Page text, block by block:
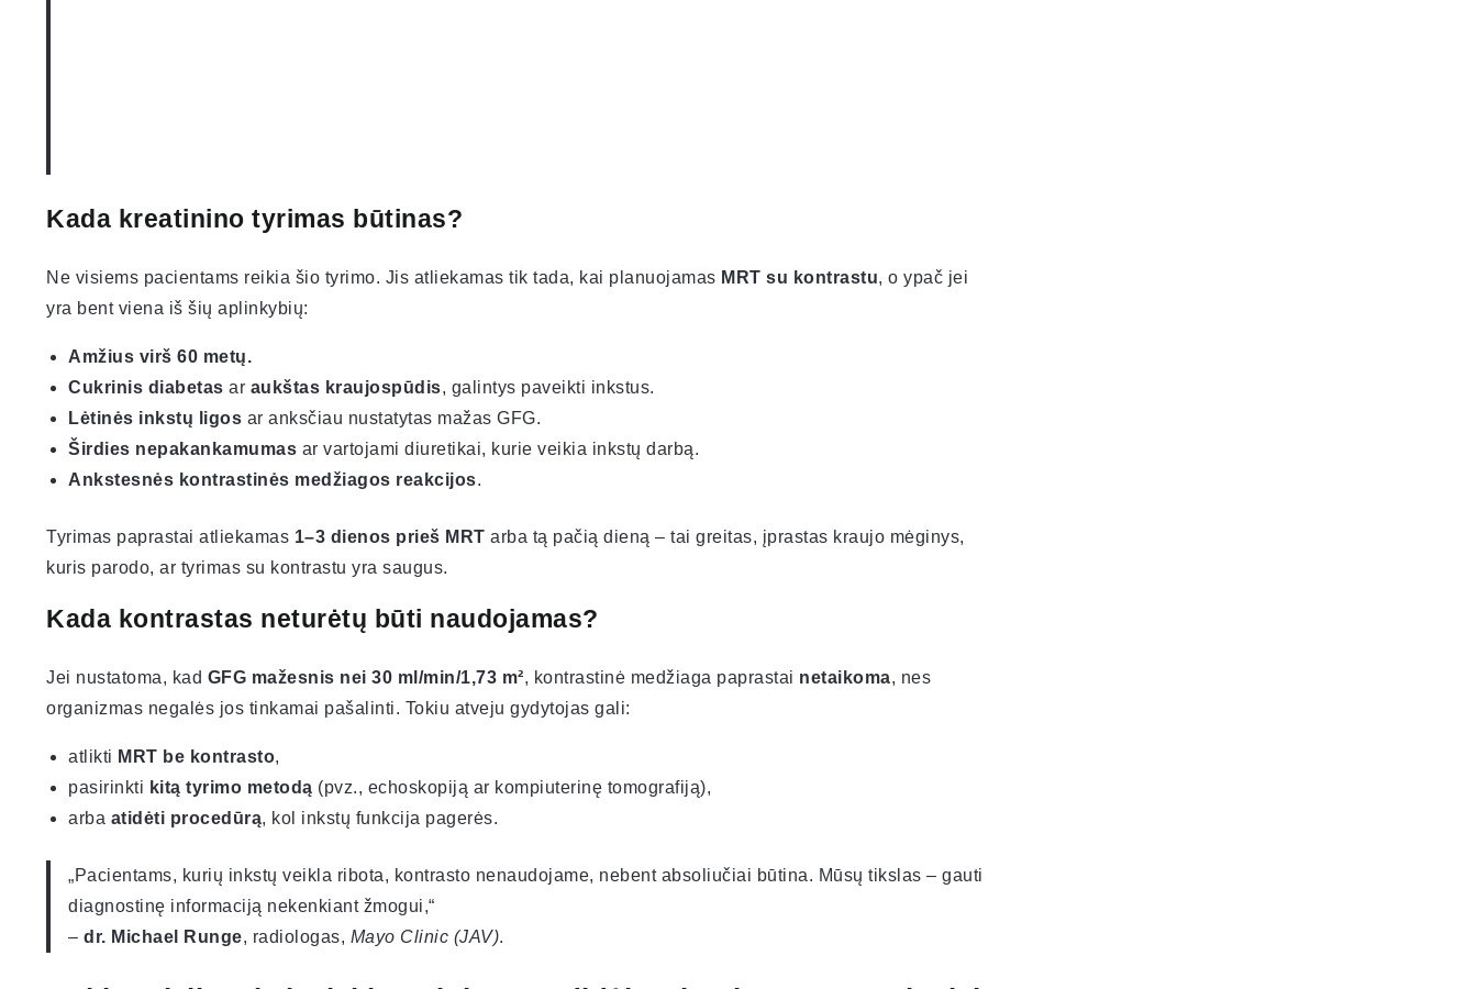
Kada kreatinino tyrimas būtinas?
Ne visiems pacientams reikia šio tyrimo. Jis atliekamas tik tada, kai planuojamas MRT su kontrastu, o ypač jei
yra bent viena iš šių aplinkybių:
Amžius virš 60 metų.
Cukrinis diabetas ar aukštas kraujospūdis, galintys paveikti inkstus.
Lėtinės inkstų ligos ar anksčiau nustatytas mažas GFG.
Širdies nepakankamumas ar vartojami diuretikai, kurie veikia inkstų darbą.
Ankstesnės kontrastinės medžiagos reakcijos.
Tyrimas paprastai atliekamas 1–3 dienos prieš MRT arba tą pačią dieną – tai greitas, įprastas kraujo mėginys,
kuris parodo, ar tyrimas su kontrastu yra saugus.
Kada kontrastas neturėtų būti naudojamas?
Jei nustatoma, kad GFG mažesnis nei 30 ml/min/1,73 m², kontrastinė medžiaga paprastai netaikoma, nes
organizmas negalės jos tinkamai pašalinti. Tokiu atveju gydytojas gali:
atlikti MRT be kontrasto,
pasirinkti kitą tyrimo metodą (pvz., echoskopiją ar kompiuterinę tomografiją),
arba atidėti procedūrą, kol inkstų funkcija pagerės.
„Pacientams, kurių inkstų veikla ribota, kontrasto nenaudojame, nebent absoliučiai būtina. Mūsų tikslas – gauti
diagnostinę informaciją nekenkiant žmogui,“
– dr. Michael Runge, radiologas, Mayo Clinic (JAV).